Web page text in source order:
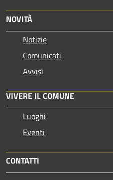
NOVITÀ
Notizie
Comunicati
Avvisi
VIVERE IL COMUNE
Luoghi
Eventi
CONTATTI